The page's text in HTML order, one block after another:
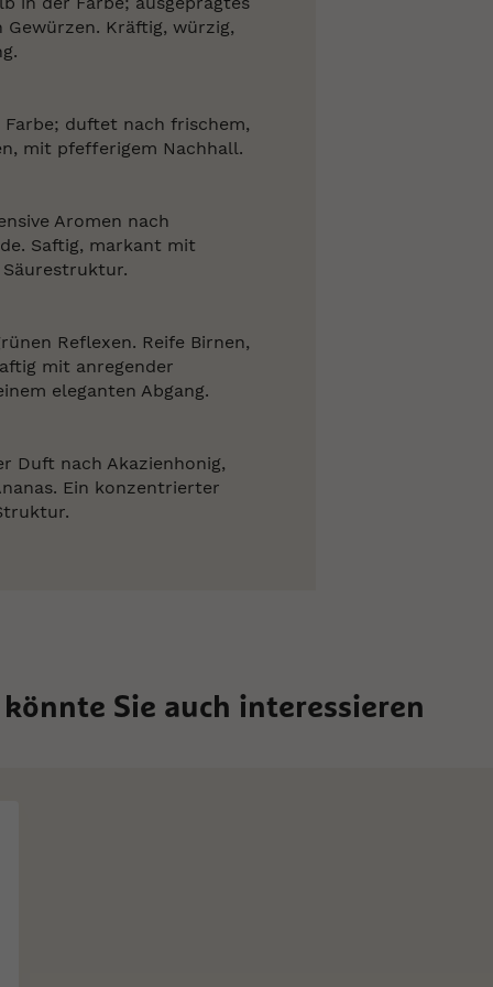
Kräftig, würzig,
duftet nach frischem,
mit pfefferigem Nachhall.
Aromen nach
Saftig, markant mit
Reflexen. Reife Birnen,
mit anregender
eleganten Abgang.
Duft nach Akazienhonig,
Ein konzentrierter
könnte Sie auch interessieren